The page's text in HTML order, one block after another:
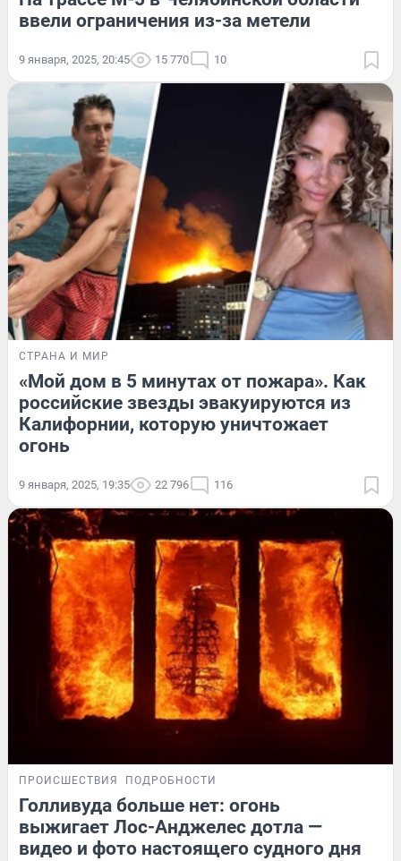
ввели ограничения из-за метели
9 января, 2025, 20:45 15 770 10
СТРАНА И МИР
«Мой дом в 5 минутах от пожара». Как
российские звезды эвакуируются из
Калифорнии, которую уничтожает
огонь
9 января, 2025, 19:35 22 796 116
ПРОИСШЕСТВИЯ ПОДРОБНОСТИ
Голливуда больше нет: огонь
выжигает Лос-Анджелес дотла —
видео и фото настоящего судного дня